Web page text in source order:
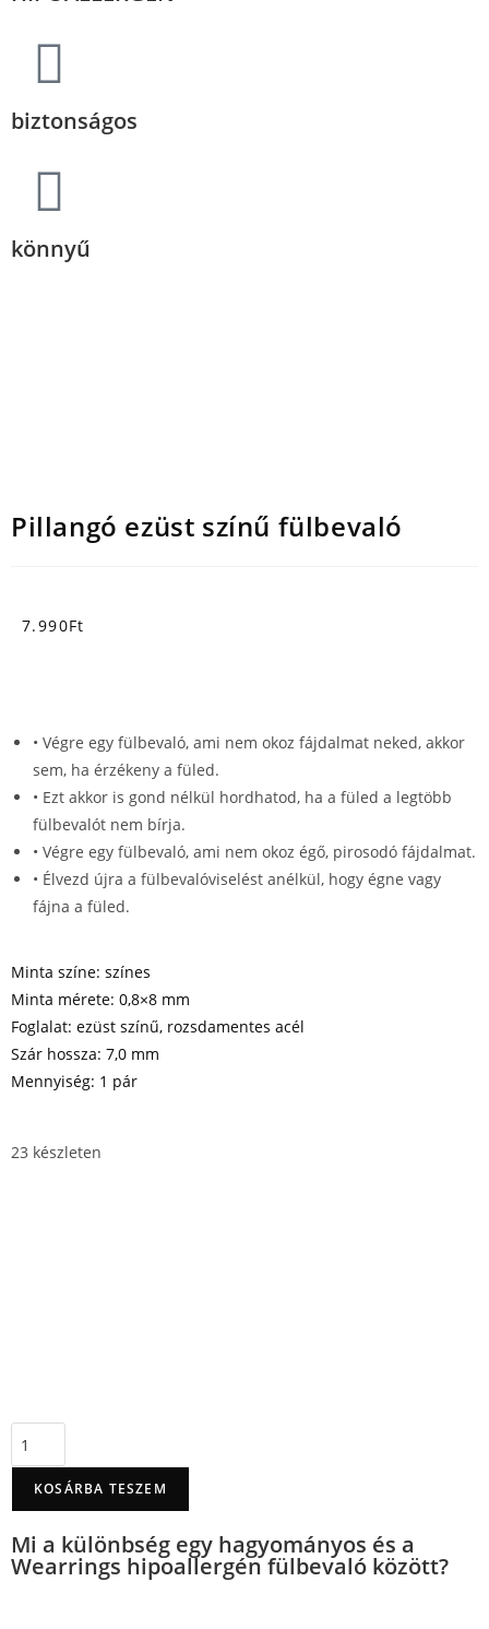
biztonságos
könnyű
Pillangó ezüst színű fülbevaló
7.990Ft
• Végre egy fülbevaló, ami nem okoz fájdalmat neked, akkor
sem, ha érzékeny a füled.
• Ezt akkor is gond nélkül hordhatod, ha a füled a legtöbb
fülbevalót nem bírja.
• Végre egy fülbevaló, ami nem okoz égő, pirosodó fájdalmat.
• Élvezd újra a fülbevalóviselést anélkül, hogy égne vagy
fájna a füled.
Minta színe: színes
Minta mérete: 0,8×8 mm
Foglalat: ezüst színű, rozsdamentes acél
Szár hossza: 7,0 mm
Mennyiség: 1 pár
23 készleten
KOSÁRBA TESZEM
Mi a különbség egy hagyományos és a
Wearrings hipoallergén fülbevaló között?